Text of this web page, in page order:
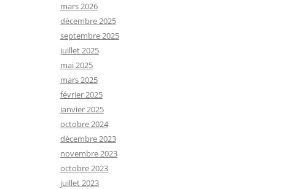
mars 2026
décembre 2025
septembre 2025
juillet 2025
mai 2025
mars 2025
février 2025
janvier 2025
octobre 2024
décembre 2023
novembre 2023
octobre 2023
juillet 2023